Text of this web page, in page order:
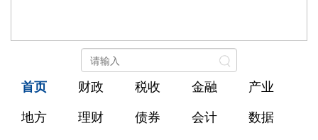
首页 财政 税收 金融 产业
地方 理财 债券 会计 数据